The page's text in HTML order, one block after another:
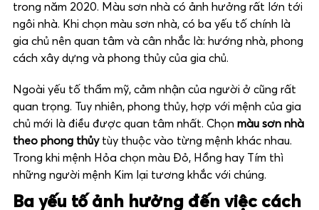
trong năm 2020. Màu sơn nhà có ảnh hưởng rất lớn tới
ngôi nhà. Khi chọn màu sơn nhà, có ba yếu tố chính là
gia chủ nên quan tâm và cân nhắc là: hướng nhà, phong
cách xây dựng và phong thủy của gia chủ.
Ngoài yếu tố thẩm mỹ, cảm nhận của người ở cũng rất
quan trọng. Tuy nhiên, phong thủy, hợp với mệnh của gia
chủ mới là điều được quan tâm nhất. Chọn màu sơn nhà
theo phong thủytùy thuộc vào từng mệnh khác nhau.
Trong khi mệnh Hỏa chọn màu Đỏ, Hồng hay Tím thì
những người mệnh Kim lại tương khắc với chúng.
Ba yếu tố ảnh hưởng đến việc cách